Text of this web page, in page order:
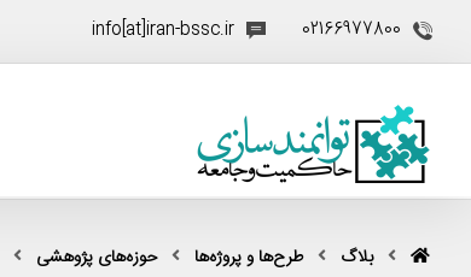
02166977800
info[at]iran-bssc.ir
بلاگ طرح‌ها و پروژه‌ها حوزه‌های پژوهشی